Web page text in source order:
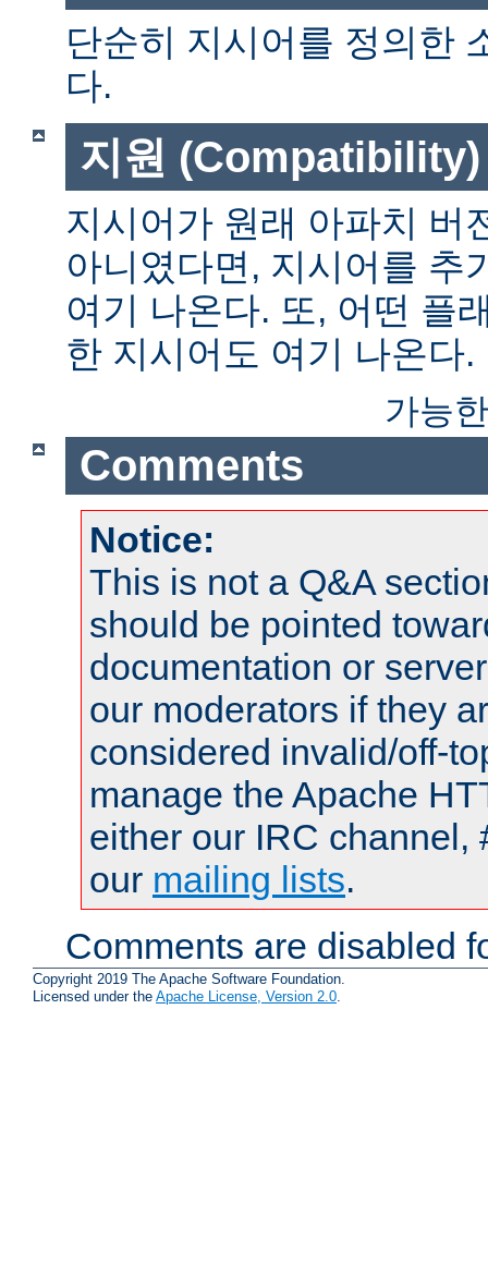
단순히 지시어를 정의한
다.
지원 (Compatibility)
지시어가 원래 아파치 버
아니였다면, 지시어를 추
여기 나온다. 또, 어떤 플
한 지시어도 여기 나온다.
가능
Comments
Notice:
This is not a Q&A
should be pointed
documentation or
our moderators if they
considered invalid/off-
manage the Apache
either our IRC channel,
our mailing lists.
Comments are disabled
Copyright 2019 The Apache Software Foundation.
Licensed under the Apache License, Version 2.0.